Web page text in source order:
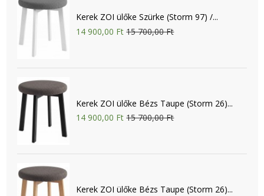
Kerek ZOI ülőke Szürke (Storm 97) /...
14 900,00 Ft 15 700,00 Ft
Kerek ZOI ülőke Bézs Taupe (Storm 26)...
14 900,00 Ft 15 700,00 Ft
Kerek ZOI ülőke Bézs Taupe (Storm 26)...